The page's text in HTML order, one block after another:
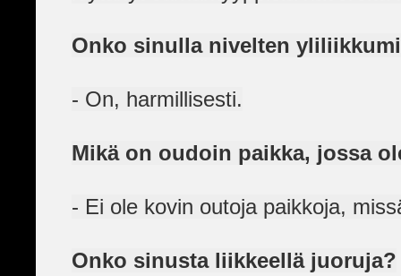
Onko sinulla nivelten
- On, harmillisesti.
Mikä on oudoin paikka, jossa
- Ei ole kovin outoja paikkoja,
Onko sinusta liikkeellä juoruja?